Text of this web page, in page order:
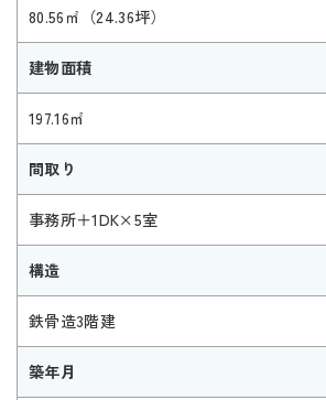
80.56㎡（24.36坪）
建物面積
197.16㎡
間取り
事務所＋1DK×5室
構造
鉄骨造3階建
築年月